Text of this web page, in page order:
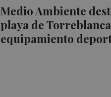
Medio Ambiente
playa de
equipamiento